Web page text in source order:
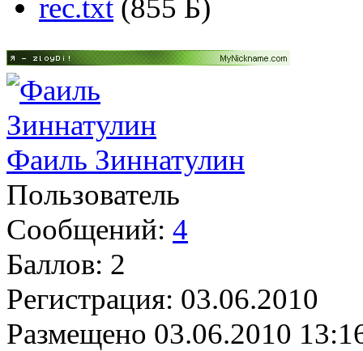
rec.txt (855 Б)
Фаиль Зиннатулин
Пользователь
Сообщений: 4
Баллов: 2
Регистрация: 03.06.2010
Размещено 03.06.2010